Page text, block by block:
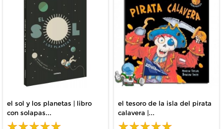
el sol y los planetas | libro
con solapas...
el tesoro de la isla del pirata
calavera |...